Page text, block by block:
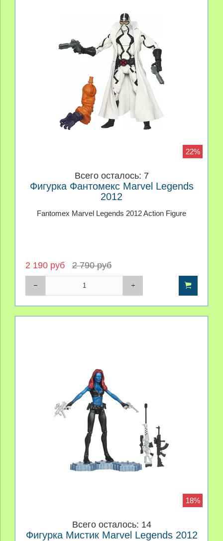
22%
Всего осталось: 7
Фигурка Фантомекс Marvel Legends
2012
Fantomex Marvel Legends 2012 Action Figure
2 190 руб 2 790 руб
18%
Всего осталось: 14
Фигурка Мистик Marvel Legends 2012